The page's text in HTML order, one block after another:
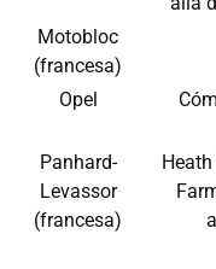
Motobloc
(francesa)
Opel
Panhard-
Levassor
(francesa)